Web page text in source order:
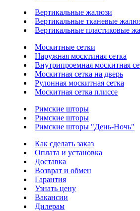
Вертикальные жалюзи
Вертикальные тканевые
Вертикальные пластиковые
Москитные сетки
Наружная москтиная сетка
Внутрипроемная москитная
Москитная сетка на дверь
Рулонная москитная сетка
Москитная сетка плиссе
Римские шторы
Римские шторы
Римские шторы "День-Ночь"
Как сделать заказ
Оплата и установка
Доставка
Возврат и обмен
Гарантия
Узнать цену
Вакансии
Дилерам